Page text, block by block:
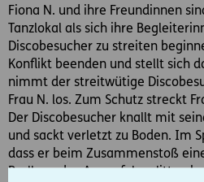
Fiona N. und ihre Freundinnen
Tanzlokal als sich ihre
Discobesucher zu streiten
Konflikt beenden und stellt sich
nimmt der streitwütige
Frau N. los. Zum Schutz streckt
Der Discobesucher knallt mit
und sackt verletzt zu Boden. Im
dass er beim Zusammenstoß
Prellung des Augapfels erlitten